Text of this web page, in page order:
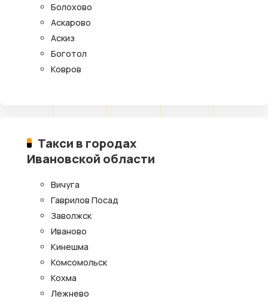
Болохово
Аскарово
Аскиз
Боготол
Ковров
Такси в городах
Ивановской области
Вичуга
Гаврилов Посад
Заволжск
Иваново
Кинешма
Комсомольск
Кохма
Лежнево